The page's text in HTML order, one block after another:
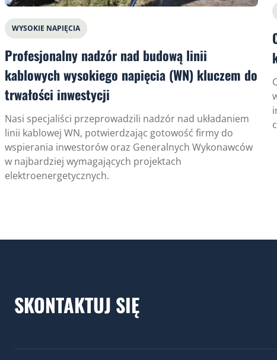
WYSOKIE NAPIĘCIA
Profesjonalny nadzór nad budową linii
kablowych wysokiego napięcia (WN) kluczem do
trwałości inwestycji
Nasi specjaliści przeprowadzili nadzór nad układaniem
linii kablowej WN, potwierdzając gotowość firmy do
wspierania inwestorów oraz Generalnych Wykonawców
w najbardziej wymagających projektach
elektroenergetycznych.
SKONTAKTUJ SIĘ